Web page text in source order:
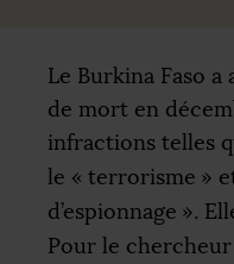
Le Burkina Faso
de mort en
infractions telles
le « terrorisme »
d’espionnage ».
Pour le